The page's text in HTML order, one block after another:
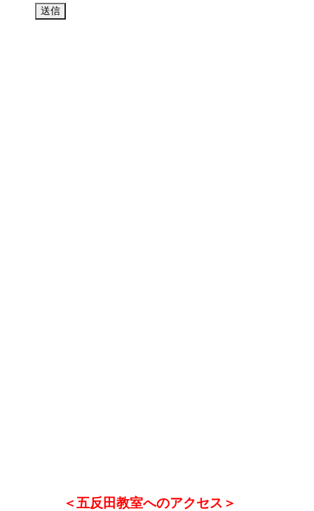
＜五反田教室へのアクセス＞